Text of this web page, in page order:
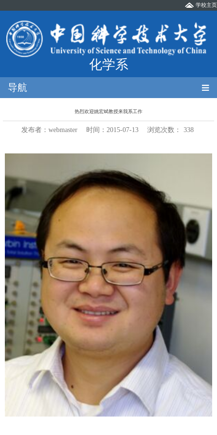
学校主页
化学系
导航
热烈欢迎姚宏斌教授来我系工作
发布者：webmaster 时间：2015-07-13 浏览次数： 338